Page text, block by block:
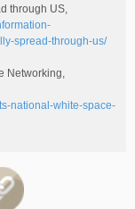
through US,
spread-through-us/
Networking,
national-white-space-